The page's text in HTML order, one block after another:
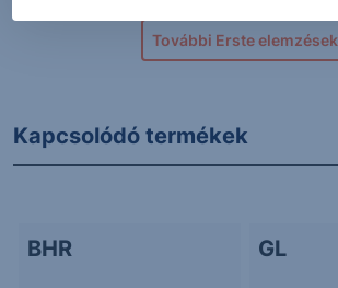
További Erste elemzések
Kapcsolódó termékek
BHR GL